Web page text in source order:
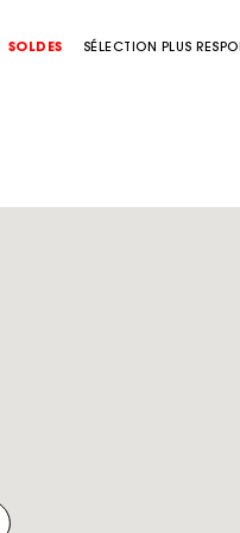
SOLDES SÉLECTION PLUS